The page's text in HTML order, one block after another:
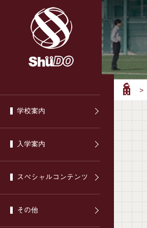
学校案内
入学案内
スぺシャルコンテンツ
その他
>